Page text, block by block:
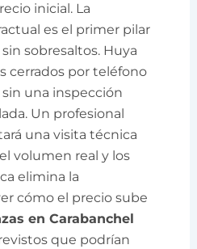
inicial. La
es el primer pilar
sobresaltos. Huya
cerrados por teléfono
una inspección
Un profesional
una visita técnica
volumen real y los
elimina la
cómo el precio sube
en Carabanchel
que podrían